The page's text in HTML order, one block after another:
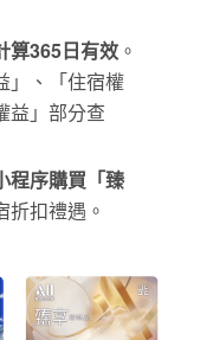
算365日有效 。
」、「住宿權
益」部分查
程序購買「臻
折扣禮遇。